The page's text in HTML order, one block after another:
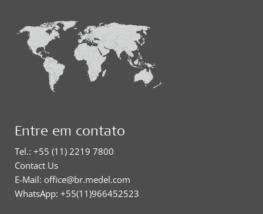
Entre em contato
Tel.: +55 (11) 2219 7800
Contact Us
E-Mail: office@br.medel.com
WhatsApp: +55(11)966452523